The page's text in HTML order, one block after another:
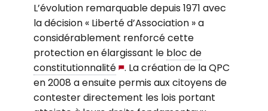
L’évolution remarquable depuis 1971 avec
la décision « Liberté d’Association » a
considérablement renforcé cette
protection en élargissant le bloc de
constitutionnalité
. La création de la QPC
en 2008 a ensuite permis aux citoyens de
contester directement les lois portant